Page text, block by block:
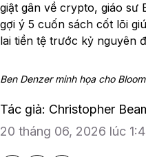
giật gân về crypto, giáo sư
gợi ý 5 cuốn sách cốt lõi
lai tiền tệ trước kỷ nguyên
Ben Denzer minh họa cho
Tác giả: Christopher
20 tháng 06, 2026 lúc